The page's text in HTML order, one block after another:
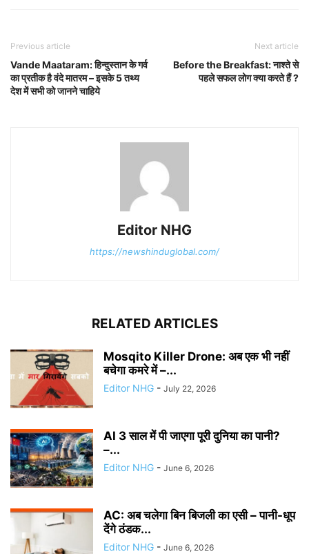
Previous article
Vande Maataram: हिन्दुस्तान के गर्व
का प्रतीक है वंदे मातरम – इसके 5 तथ्य
देश में सभी को जानने चाहिये
Next article
Before the Breakfast: नाश्ते से
पहले सफल लोग क्या करते हैं ?
Editor NHG
https://newshinduglobal.com/
RELATED ARTICLES
Mosqito Killer Drone: अब एक भी नहीं
बचेगा कमरे में –...
Editor NHG - July 22, 2026
AI 3 साल में पी जाएगा पूरी दुनिया का पानी?
–...
Editor NHG - June 6, 2026
AC: अब चलेगा बिन बिजली का एसी – पानी-धूप
देंगे ठंडक...
Editor NHG - June 6, 2026